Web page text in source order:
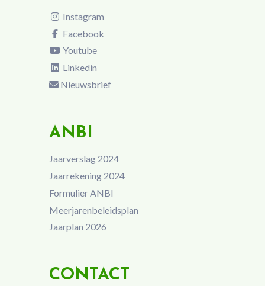
Instagram
Facebook
Youtube
Linkedin
Nieuwsbrief
ANBI
Jaarverslag 2024
Jaarrekening 2024
Formulier ANBI
Meerjarenbeleidsplan
Jaarplan 2026
CONTACT